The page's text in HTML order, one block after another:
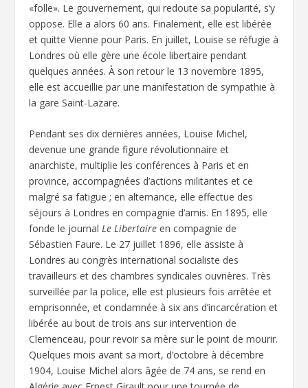
«folle». Le gouvernement, qui redoute sa popularité, s’y
oppose. Elle a alors 60 ans. Finalement, elle est libérée
et quitte Vienne pour Paris. En juillet, Louise se réfugie à
Londres où elle gère une école libertaire pendant
quelques années. À son retour le 13 novembre 1895,
elle est accueillie par une manifestation de sympathie à
la gare Saint-Lazare.
Pendant ses dix dernières années, Louise Michel,
devenue une grande figure révolutionnaire et
anarchiste, multiplie les conférences à Paris et en
province, accompagnées d’actions militantes et ce
malgré sa fatigue ; en alternance, elle effectue des
séjours à Londres en compagnie d’amis. En 1895, elle
fonde le journalLe Libertaire en compagnie de
Sébastien Faure. Le 27 juillet 1896, elle assiste à
Londres au congrès international socialiste des
travailleurs et des chambres syndicales ouvrières. Très
surveillée par la police, elle est plusieurs fois arrêtée et
emprisonnée, et condamnée à six ans d’incarcération et
libérée au bout de trois ans sur intervention de
Clemenceau, pour revoir sa mère sur le point de mourir.
Quelques mois avant sa mort, d’octobre à décembre
1904, Louise Michel alors âgée de 74 ans, se rend en